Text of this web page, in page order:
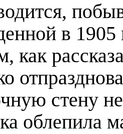
в
как
стену
облепила